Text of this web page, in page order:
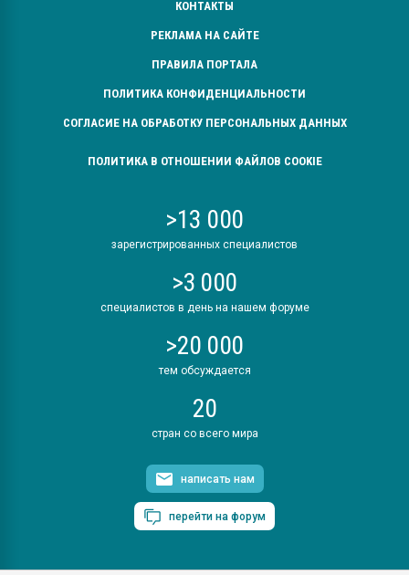
КОНТАКТЫ
РЕКЛАМА НА САЙТЕ
ПРАВИЛА ПОРТАЛА
ПОЛИТИКА КОНФИДЕНЦИАЛЬНОСТИ
СОГЛАСИЕ НА ОБРАБОТКУ ПЕРСОНАЛЬНЫХ ДАННЫХ
ПОЛИТИКА В ОТНОШЕНИИ ФАЙЛОВ COOKIE
>13 000
зарегистрированных специалистов
>3 000
специалистов в день на нашем форуме
>20 000
тем обсуждается
20
стран со всего мира
написать нам
перейти на форум